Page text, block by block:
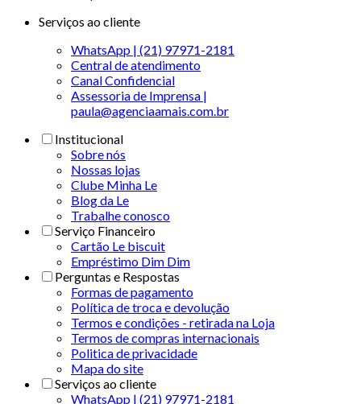
Serviços ao cliente
WhatsApp | (21) 97971-2181
Central de atendimento
Canal Confidencial
Assessoria de Imprensa |
paula@agenciaamais.com.br
Institucional
Sobre nós
Nossas lojas
Clube Minha Le
Blog da Le
Trabalhe conosco
Serviço Financeiro
Cartão Le biscuit
Empréstimo Dim Dim
Perguntas e Respostas
Formas de pagamento
Política de troca e devolução
Termos e condições - retirada na Loja
Termos de compras internacionais
Politica de privacidade
Mapa do site
Serviços ao cliente
WhatsApp | (21) 97971-2181